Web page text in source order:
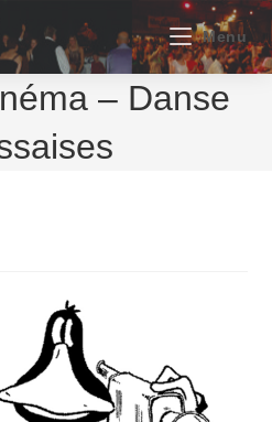
Menu
– Danse